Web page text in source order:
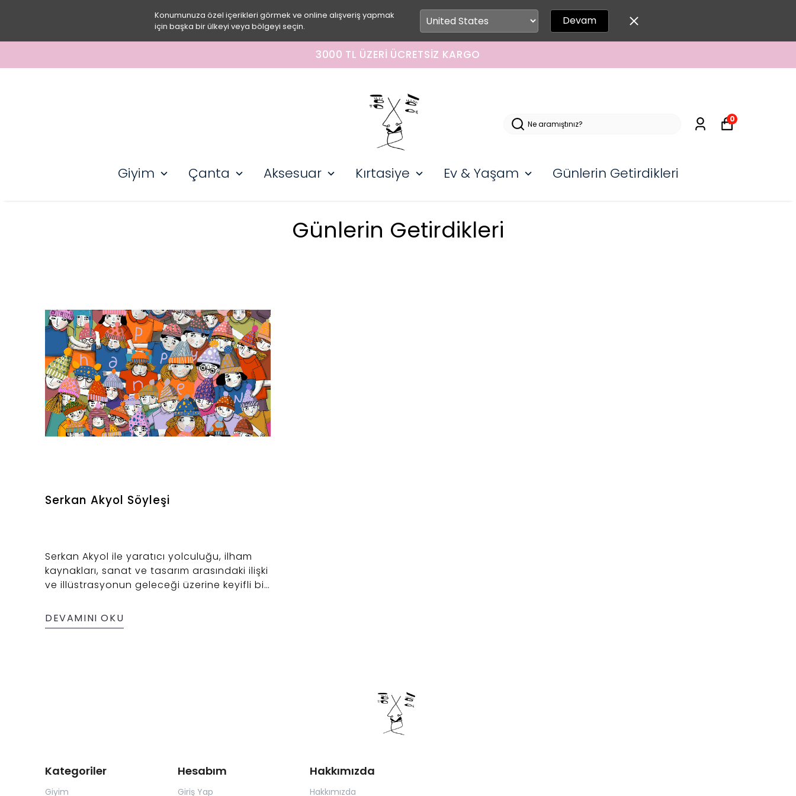
Konumunuza özel içerikleri görmek ve online alışveriş yapmak
için başka bir ülkeyi veya bölgeyi seçin.
Devam
3000 TL ÜZERI ÜCRETSIZ KARGO
Giyim Çanta Aksesuar Kırtasiye Ev & Yaşam Günlerin Getirdikleri
0
Günlerin Getirdikleri
Serkan Akyol Söyleşi
Serkan Akyol ile yaratıcı yolculuğu, ilham
kaynakları, sanat ve tasarım arasındaki ilişki
ve illüstrasyonun geleceği üzerine keyifli bir
yola çıkarak sanatın dönüşümüne dair
içgörüler sunuyor.
DEVAMINI OKU
Kategoriler
Giyim
Hesabım
Giriş Yap
Hakkımızda
Hakkımızda